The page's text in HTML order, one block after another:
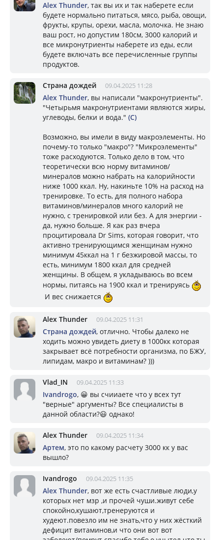
Alex Thunder, так вы их и так наберете если
будете нормально питаться, мясо, рыба, овощи,
фрукты, крупы, орехи, масла, молочка. Не знаю
ваш рост, но допустим 180см, 3000 калорий и
все микронутриенты наберете из еды, если
будете включать все перечисленные группы
продуктов.
Страна дождей 09.04.2025 11:28
Alex Thunder, вы написали "макронутриенты".
"Четырьмя макронутриентами являются жиры,
углеводы, белки и вода." (С)
Возможно, вы имели в виду макроэлементы. Но
почему-то только "макро"? "Микроэлементы"
тоже расходуются. Только дело в том, что
теоретически всю норму витаминов/
минералов можно набрать на калорийности
ниже 1000 ккал. Ну, накиньте 10% на расход на
тренировке. То есть, для полного набора
витаминов/минералов много калорий не
нужно, с тренировкой или без. А для энергии -
да, нужно больше. Я как раз вчера
процитировала Dr Sims, которая говорит, что
активно тренирующимся женщинам нужно
минимум 45ккал на 1 г безжировой массы, то
есть, минимум 1800 ккал для средней
женщины. В общем, я укладываюсь во всем
нормы, питаясь на 1900 ккал и тренируясь
И вес снижается
Alex Thunder 09.04.2025 11:31
Страна дождей, отлично. Чтобы далеко не
ходить можно увидеть диету в 1000кк которая
закрывает всё потребности организма, по БЖУ,
липидам, макро и витаминам? )))
Vlad_IN 09.04.2025 11:33
Ivandrogo, 😀 вы счииаете что у всех тут
"верные" аргументы? Все специалисты в
данной области?😃 однако!
Alex Thunder 09.04.2025 11:34
Артем, это по какому расчету 3000 кк у вас
вышло?
Ivandrogo 09.04.2025 11:35
Alex Thunder, вот же есть счастливые люди,у
которых нет мзр ,и прочей чуши.живут себе
спокойно,кушают,тренеруются и
худеют.повезло им не знать,что у них жёсткий
дефицит витаминов,и что они вот вот